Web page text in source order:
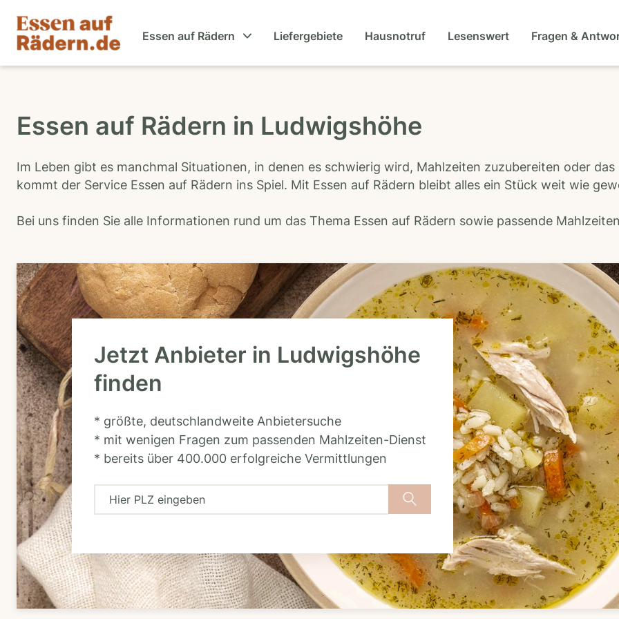
Essen auf Rädern Liefergebiete Hausnotruf Lesenswert Fragen &
Essen auf Rädern in Ludwigshöhe
Im Leben gibt es manchmal Situationen, in denen es schwierig wird, Mahlzeiten zuzubereiten oder
kommt der Service Essen auf Rädern ins Spiel. Mit Essen auf Rädern bleibt alles ein Stück weit wie
Bei uns finden Sie alle Informationen rund um das Thema Essen auf Rädern sowie passende
Jetzt Anbieter in Ludwigshöhe
finden
* größte, deutschlandweite Anbietersuche
* mit wenigen Fragen zum passenden Mahlzeiten-Dienst
* bereits über 400.000 erfolgreiche Vermittlungen
H
r
P
​
L